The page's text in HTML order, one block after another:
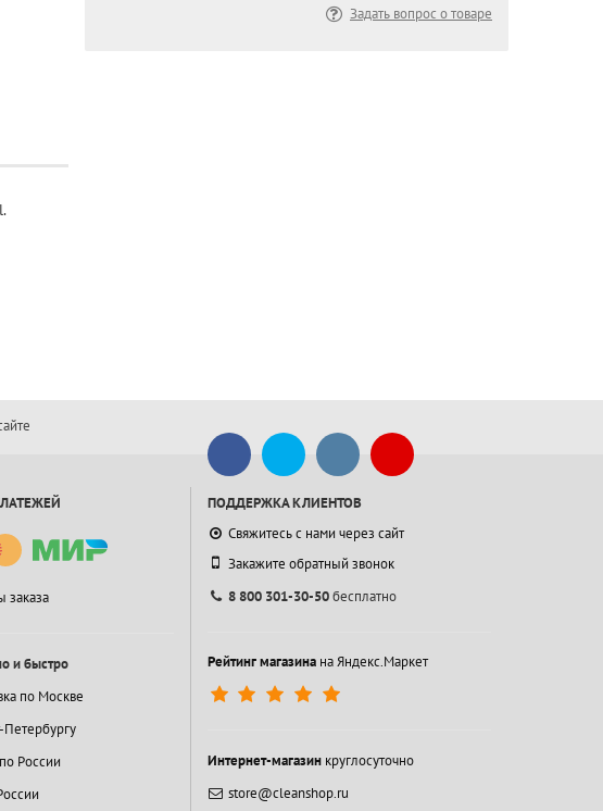
Задать вопрос о товаре
заказа
и быстро
по Москве
Петербургу
России
ПОДДЕРЖКА КЛИЕНТОВ
Свяжитесь с нами через сайт
Закажите обратный звонок
8 800 301-30-50бесплатно
Рейтинг магазинана Яндекс.Маркет
Интернет-магазинкруглосуточно
store@cleanshop.ru